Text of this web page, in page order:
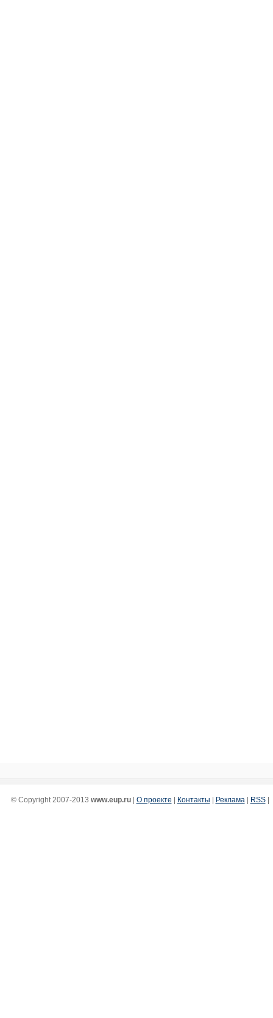
© Copyright 2007-2013 www.eup.ru| О проекте Контакты Реклама| RSS|